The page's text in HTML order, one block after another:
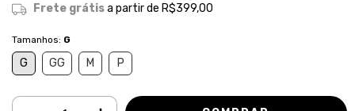
Frete grátisa partir de R$399,00
Tamanhos: G
G GG M P